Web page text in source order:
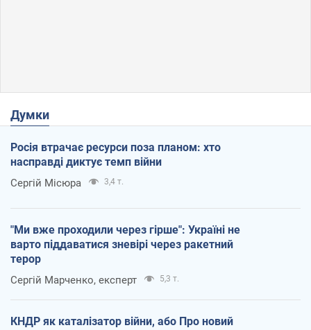
Думки
Росія втрачає ресурси поза планом: хто
насправді диктує темп війни
Сергій Місюра 3,4 т.
"Ми вже проходили через гірше": Україні не
варто піддаватися зневірі через ракетний
терор
Сергій Марченко, експерт 5,3 т.
КНДР як каталізатор війни, або Про новий